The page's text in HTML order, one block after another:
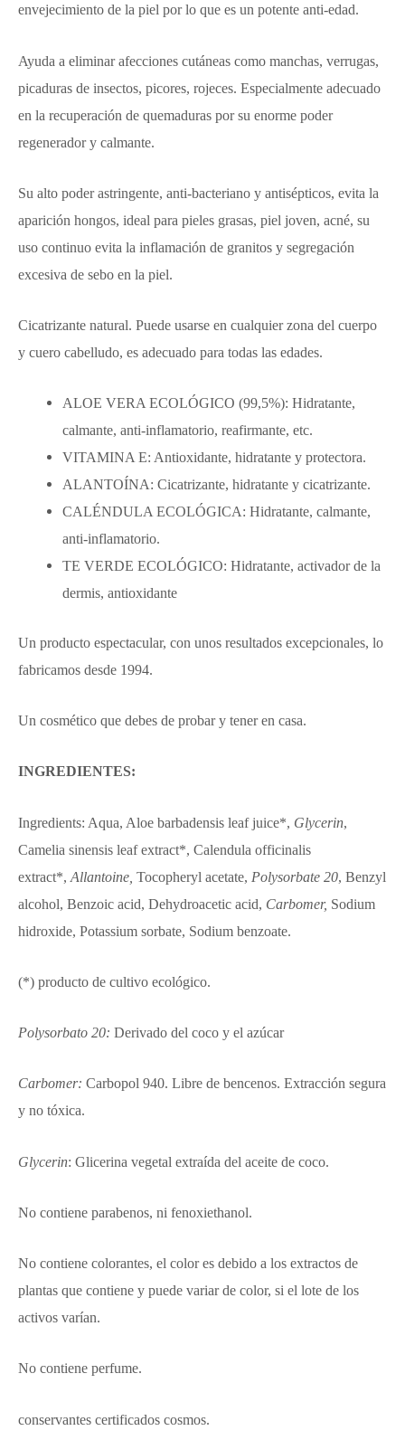
envejecimiento de la piel por lo que es un potente anti-edad.
Ayuda a eliminar afecciones cutáneas como manchas, verrugas,
picaduras de insectos, picores, rojeces. Especialmente adecuado
en la recuperación de quemaduras por su enorme poder
regenerador y calmante.
Su alto poder astringente, anti-bacteriano y antisépticos, evita la
aparición hongos, ideal para pieles grasas, piel joven, acné, su
uso continuo evita la inflamación de granitos y segregación
excesiva de sebo en la piel.
Cicatrizante natural. Puede usarse en cualquier zona del cuerpo
y cuero cabelludo, es adecuado para todas las edades.
ALOE VERA ECOLÓGICO (99,5%): Hidratante,
calmante, anti-inflamatorio, reafirmante, etc.
VITAMINA E: Antioxidante, hidratante y protectora.
ALANTOÍNA: Cicatrizante, hidratante y cicatrizante.
CALÉNDULA ECOLÓGICA: Hidratante, calmante,
anti-inflamatorio.
TE VERDE ECOLÓGICO: Hidratante, activador de la
dermis, antioxidante
Un producto espectacular, con unos resultados excepcionales, lo
fabricamos desde 1994.
Un cosmético que debes de probar y tener en casa.
INGREDIENTES:
Ingredients: Aqua, Aloe barbadensis leaf juice*, Glycerin,
Camelia sinensis leaf extract*, Calendula officinalis
extract*, Allantoine, Tocopheryl acetate, Polysorbate 20, Benzyl
alcohol, Benzoic acid, Dehydroacetic acid, Carbomer, Sodium
hidroxide, Potassium sorbate, Sodium benzoate.
(*) producto de cultivo ecológico.
Polysorbato 20: Derivado del coco y el azúcar
Carbomer: Carbopol 940. Libre de bencenos. Extracción segura
y no tóxica.
Glycerin: Glicerina vegetal extraída del aceite de coco.
No contiene parabenos, ni fenoxiethanol.
No contiene colorantes, el color es debido a los extractos de
plantas que contiene y puede variar de color, si el lote de los
activos varían.
No contiene perfume.
conservantes certificados cosmos.